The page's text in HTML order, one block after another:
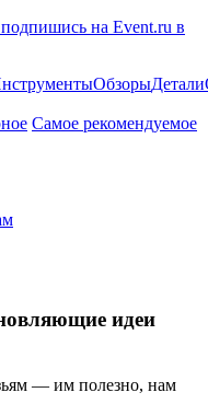
на Event.ru в
ОбзорыДетали
Самое рекомендуемое
идеи
— им полезно, нам